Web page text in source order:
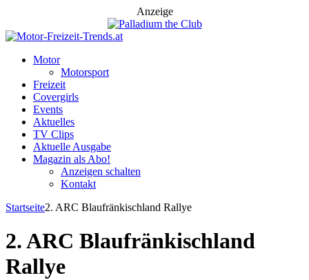
Anzeige
Motor
Motorsport
Freizeit
Covergirls
Events
Aktuelles
TV Clips
Aktuelle Ausgabe
Magazin als Abo!
Anzeigen schalten
Kontakt
Startseite2. ARC Blaufränkischland Rallye
2. ARC Blaufränkischland
Rallye